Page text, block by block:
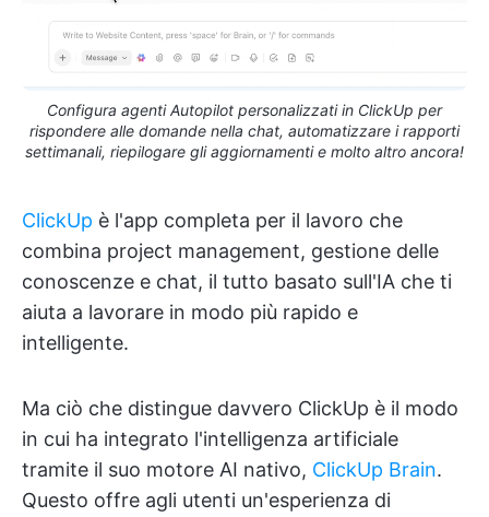
Configura agenti Autopilot personalizzati in ClickUp per
rispondere alle domande nella chat, automatizzare i rapporti
settimanali, riepilogare gli aggiornamenti e molto altro ancora!
ClickUp è l'app completa per il lavoro che
combina project management, gestione delle
conoscenze e chat, il tutto basato sull'IA che ti
aiuta a lavorare in modo più rapido e
intelligente.
Ma ciò che distingue davvero ClickUp è il modo
in cui ha integrato l'intelligenza artificiale
tramite il suo motore AI nativo, ClickUp Brain.
Questo offre agli utenti un'esperienza di